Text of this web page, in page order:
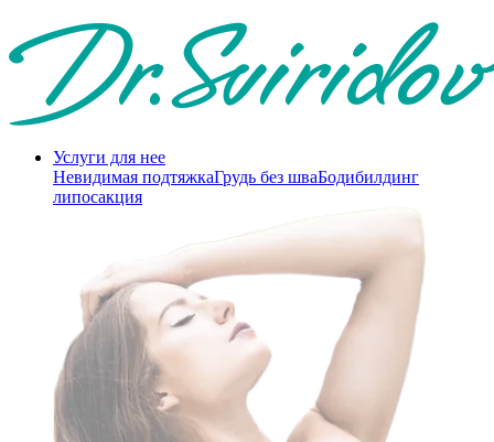
Услуги для нее
Невидимая подтяжкаГрудь без шваБодибилдинг
липосакция